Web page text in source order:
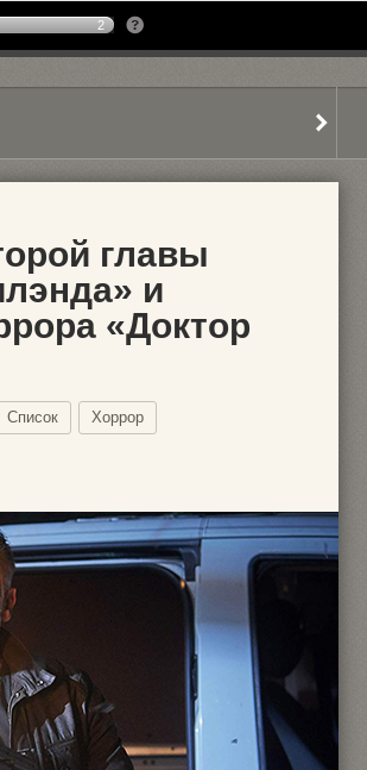
2
главы
и
«Доктор
Список Хоррор